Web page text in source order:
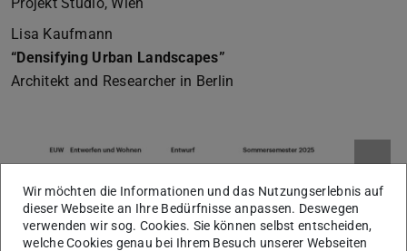
Lisa Kaufmann
“Densifying Urban Landscapes”
Architekt and Researcher in Berlin
Wir möchten die Informationen und das Nutzungserlebnis auf
dieser Webseite an Ihre Bedürfnisse anpassen. Deswegen
verwenden wir sog. Cookies. Sie können selbst entscheiden,
welche Cookies genau bei Ihrem Besuch unserer Webseiten